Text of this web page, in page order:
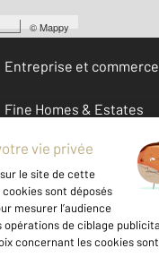
©Mappy
Devenir franchisé
Entreprise et commerce
Fine Homes & Estates
À propos
International
Nous contacter